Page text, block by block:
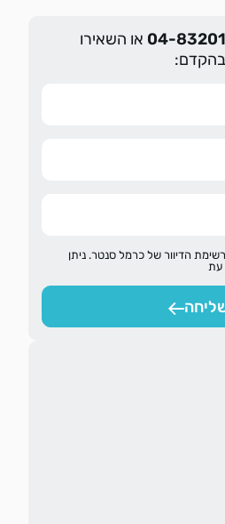
04- או השאירו
בהקדם:
הדיוור של כרמל סנטר. ניתן
עת